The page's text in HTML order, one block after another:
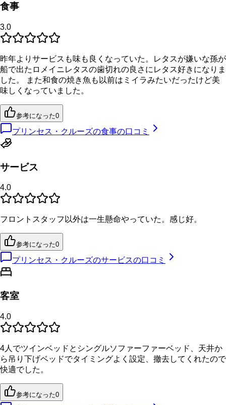
食事
3.0
昨年よりサービスも味も良くなっていた。レタスが嫌いな孫が
船で出たロメイニレタスの歯切れの良さにレタス好きになりま
した。 また和食の焼き魚も以前はミイラみたいだったけど美
味しくなっていました。
参考になった0
プリンセス・クルーズの食事の口コミ
サービス
4.0
フロントスタッフ以外は一生懸命やっていた。感じ好。
参考になった0
プリンセス・クルーズのサービスの口コミ
客室
4.0
4人でツインベッドとシングルソファーファーベッド、天井か
ら吊り下げベッドでタイミングよく設定、撤去してくれたので
快適でした。
参考になった0